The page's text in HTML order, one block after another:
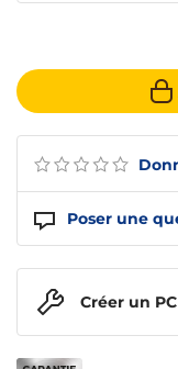
Poser une
Créer un